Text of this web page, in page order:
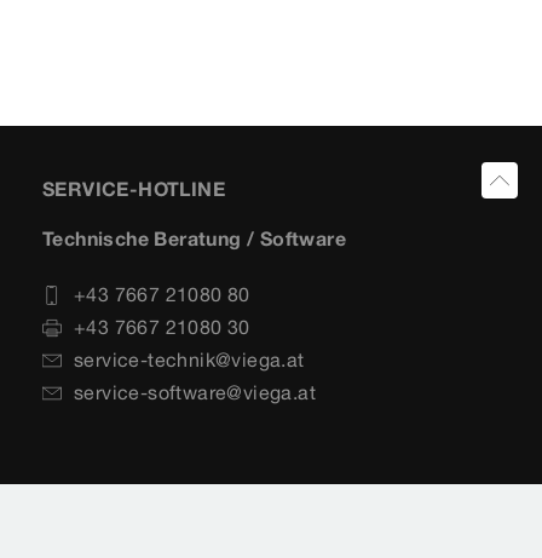
SERVICE-HOTLINE
Technische Beratung / Software
+43 7667 21080 80
+43 7667 21080 30
service-technik@viega.at
service-software@viega.at